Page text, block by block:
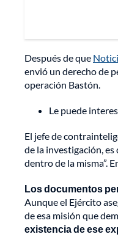
Después de que
envió un derecho de
operación Bastón.
Le puede
El jefe de
de la investigación,
dentro de la misma”.
Los documentos
Aunque el Ejército
de esa misión que
existencia de ese